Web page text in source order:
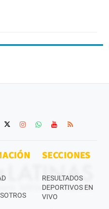
SECCIONES
RESULTADOS
DEPORTIVOS EN
VIVO